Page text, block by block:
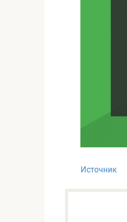
Источник